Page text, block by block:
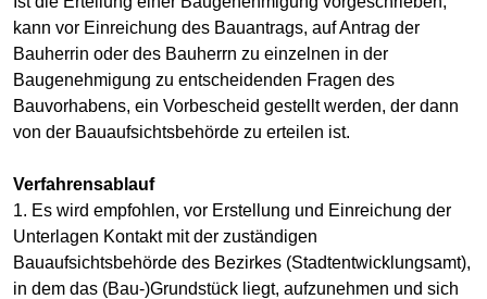
kann vor Einreichung des Bauantrags, auf Antrag der
Bauherrin oder des Bauherrn zu einzelnen in der
Baugenehmigung zu entscheidenden Fragen des
Bauvorhabens, ein Vorbescheid gestellt werden, der dann
von der Bauaufsichtsbehörde zu erteilen ist.
Verfahrensablauf
1. Es wird empfohlen, vor Erstellung und Einreichung der
Unterlagen Kontakt mit der zuständigen
Bauaufsichtsbehörde des Bezirkes (Stadtentwicklungsamt),
in dem das (Bau-)Grundstück liegt, aufzunehmen und sich